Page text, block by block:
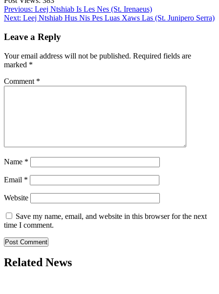
Post
navigation
Previous: Leej Ntshiab Is Les Nes (St. Irenaeus)
Next: Leej Ntshiab Hus Nis Pes Luas Xaws Las (St. Junipero Serra)
Leave a Reply
Your email address will not be published. Required fields are
marked *
Comment *
Name *
Email *
Website
Save my name, email, and website in this browser for the next
time I comment.
Related News